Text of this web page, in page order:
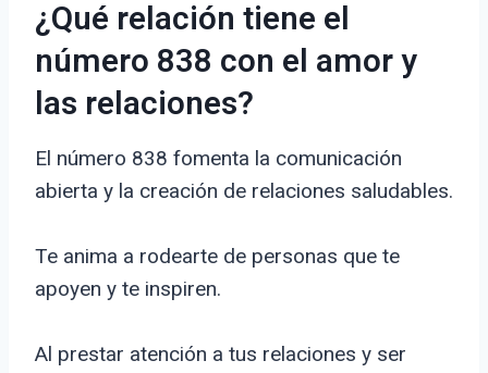
¿Qué relación tiene el
número 838 con el amor y
las relaciones?
El número 838 fomenta la comunicación
abierta y la creación de relaciones saludables.
Te anima a rodearte de personas que te
apoyen y te inspiren.
Al prestar atención a tus relaciones y ser